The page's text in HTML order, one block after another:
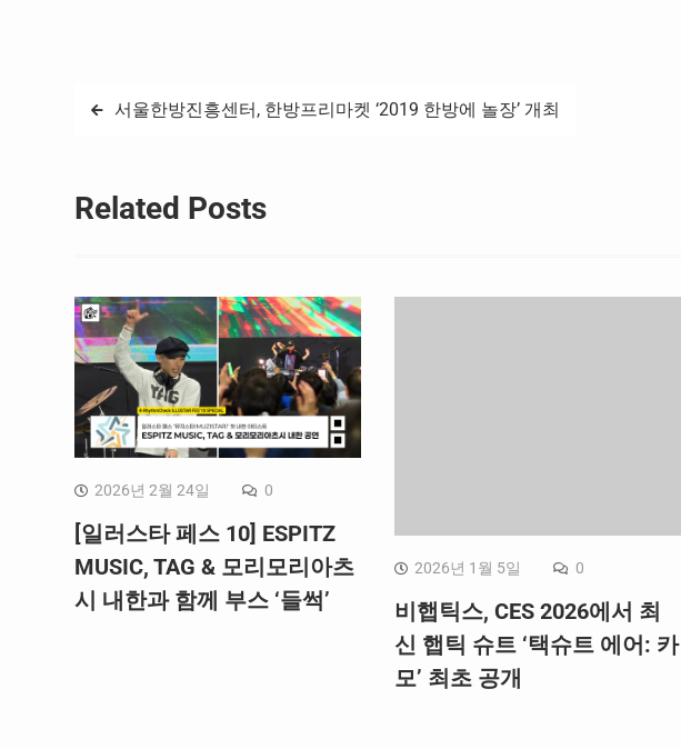
글
색
서울한방진흥센터, 한방프리마켓 ‘2019 한방에 놀장’ 개최
Related Posts
2026년 2월 24일 0
[일러스타 페스 10] ESPITZ
MUSIC, TAG & 모리모리아츠
시 내한과 함께 부스 ‘들썩’
2026년 1월 5일 0
비햅틱스, CES 2026에서 최
신 햅틱 슈트 ‘택슈트 에어: 카
모’ 최초 공개